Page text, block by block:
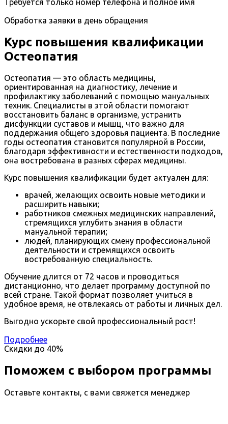
Требуется только номер телефона и полное имя
Обработка заявки в день обращения
Курс повышения квалификации
Остеопатия
Остеопатия — это область медицины,
ориентированная на диагностику, лечение и
профилактику заболеваний с помощью мануальных
техник. Специалисты в этой области помогают
восстановить баланс в организме, устранить
дисфункции суставов и мышц, что важно для
поддержания общего здоровья пациента. В последние
годы остеопатия становится популярной в России,
благодаря эффективности и естественности подходов,
она востребована в разных сферах медицины.
Курс повышения квалификации будет актуален для:
врачей, желающих освоить новые методики и
расширить навыки;
работников смежных медицинских направлений,
стремящихся углубить знания в области
мануальной терапии;
людей, планирующих смену профессиональной
деятельности и стремящихся освоить
востребованную специальность.
Обучение длится от 72 часов и проводиться
дистанционно, что делает программу доступной по
всей стране. Такой формат позволяет учиться в
удобное время, не отвлекаясь от работы и личных дел.
Выгодно ускорьте свой профессиональный рост!
Подробнее
Скидки до 40%
Поможем с выбором программы
Оставьте контакты, с вами свяжется менеджер